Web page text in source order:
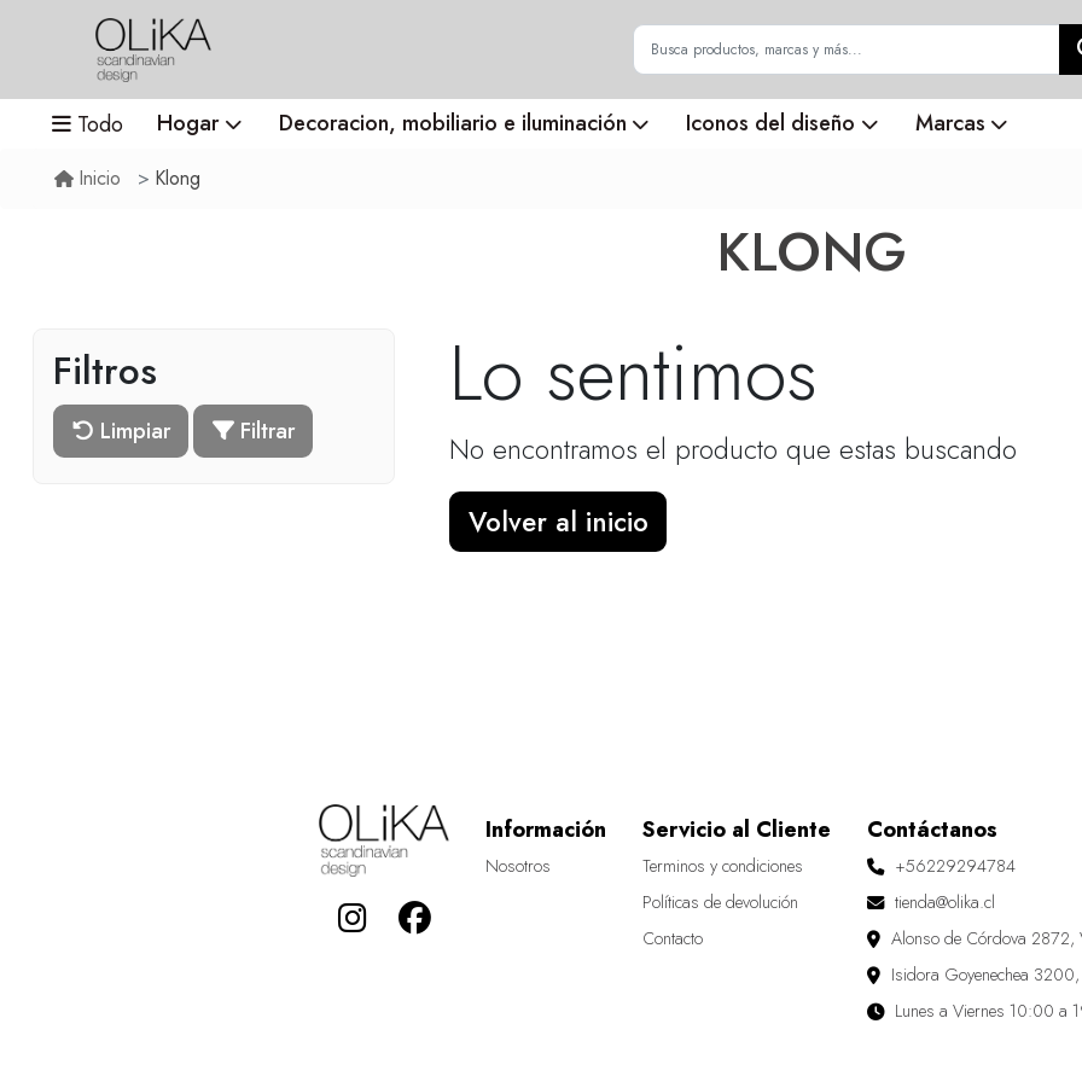
Todo Hogar Decoracion, mobiliario e iluminación Iconos del diseño Marcas
Inicio Klong
KLONG
Filtros
Limpiar Filtrar
Lo sentimos
No encontramos el producto que estas buscando
Volver al inicio
Información
Nosotros
Servicio al Cliente
Terminos y condiciones
Políticas de devolución
Contacto
Contáctanos
+56229294784
tienda@olika.cl
Alonso de Córdova 2872,
Isidora Goyenechea
Lunes a Viernes 10:00